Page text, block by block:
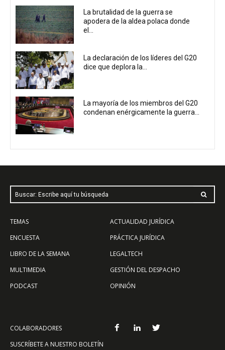
La brutalidad de la guerra se
apodera de la aldea polaca donde
el...
La declaración de los líderes del G20
dice que deplora la...
La mayoría de los miembros del G20
condenan enérgicamente la guerra...
Buscar: Escribe aquí tu búsqueda
TEMAS
ENCUESTA
LIBRO DE LA SEMANA
MULTIMEDIA
PODCAST
ACTUALIDAD JURÍDICA
PRÁCTICA JURÍDICA
LEGALTECH
GESTIÓN DEL DESPACHO
OPINIÓN
COLABORADORES
SUSCRÍBETE A NUESTRO BOLETÍN